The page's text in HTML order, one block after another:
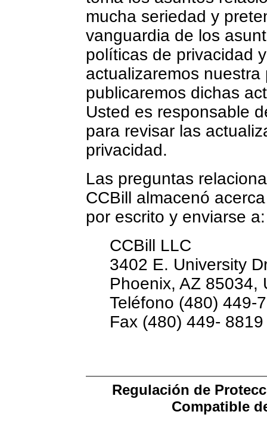
mucha seriedad y
vanguardia de los
políticas de privacidad
actualizaremos
publicaremos dichas
Usted es responsable
para revisar las
privacidad.
Las preguntas
CCBill almacenó
por escrito y enviarse a:
CCBill LLC
3402 E. University
Phoenix, AZ 85034,
Teléfono (480) 449-
Fax (480) 449- 8819
Regulación de
Compatible